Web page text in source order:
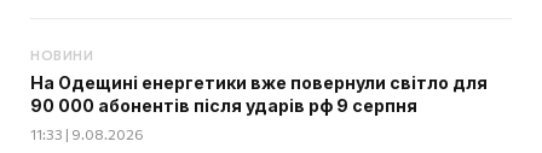
НОВИНИ
На Одещині енергетики вже повернули світло для
90 000 абонентів після ударів рф 9 серпня
11:33 | 9.08.2026